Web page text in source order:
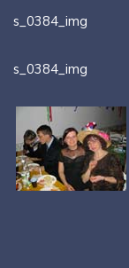
s_0384_img
s_0384_img